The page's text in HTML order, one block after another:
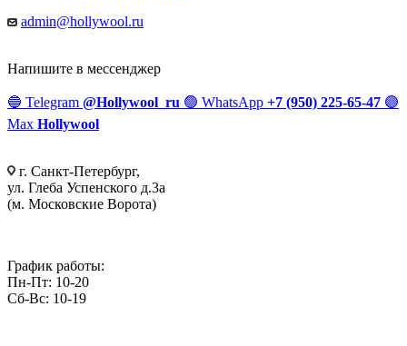
admin@hollywool.ru
Напишите в мессенджер
🔵 Telegram @Hollywool_ru 🟢 WhatsApp +7 (950) 225-65-47 🟣
Max Hollywool
г. Санкт-Петербург,
ул. Глеба Успенского д.3а
(м. Московские Ворота)
График работы:
Пн-Пт: 10-20
Сб-Вс: 10-19